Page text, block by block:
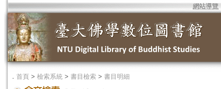
網站導覽
． 首頁 > 檢索系統 > 書目檢索 > 書目明細